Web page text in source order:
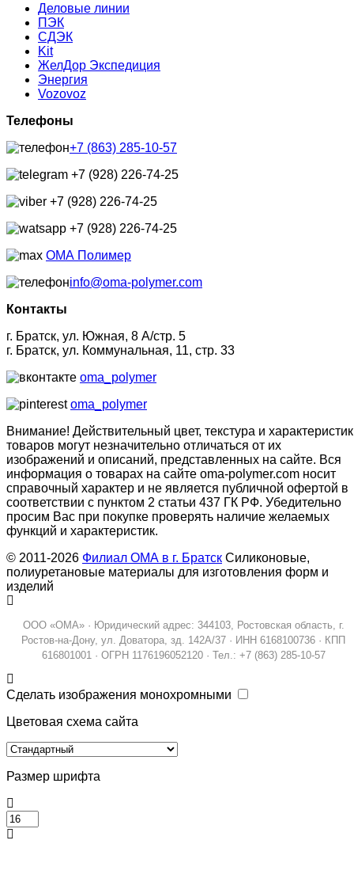
Деловые линии
ПЭК
СДЭК
Kit
ЖелДор Экспедиция
Энергия
Vozovoz
Телефоны
+7 (863) 285-10-57
+7 (928) 226-74-25
+7 (928) 226-74-25
+7 (928) 226-74-25
ОМА Полимер
info@oma-polymer.com
Контакты
г. Братск, ул. Южная, 8 А/стр. 5
г. Братск, ул. Коммунальная, 11, стр. 33
oma_polymer
oma_polymer
Внимание! Действительный цвет, текстура и
товаров могут незначительно отличаться от их
изображений и описаний, представленных на сайте. Вся
информация о товарах на сайте oma-polymer.com носит
справочный характер и не является публичной офертой в
соответствии с пунктом 2 статьи 437 ГК РФ. Убедительно
просим Вас при покупке проверять наличие желаемых
функций и характеристик.
© 2011-2026 Филиал ОМА в г. Братск Силиконовые,
полиуретановые материалы для изготовления форм и
изделий
ООО «ОМА» · Юридический адрес: 344103, Ростовская область, г.
Ростов-на-Дону, ул. Доватора, зд. 142А/37 · ИНН 6168100736 · КПП
616801001 · ОГРН 1176196052120 · Тел.: +7 (863) 285-10-57
Сделать изображения монохромными
Цветовая схема сайта
Размер шрифта